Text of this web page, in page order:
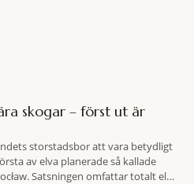
skogar – först ut är
storstadsbor att vara betydligt
av elva planerade så kallade
Satsningen omfattar totalt elva